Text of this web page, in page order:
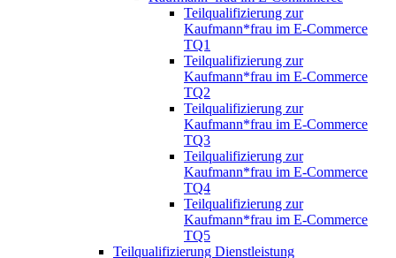
Teilqualifizierung zur
Kaufmann*frau im E-Commerce
TQ1
Teilqualifizierung zur
Kaufmann*frau im E-Commerce
TQ2
Teilqualifizierung zur
Kaufmann*frau im E-Commerce
TQ3
Teilqualifizierung zur
Kaufmann*frau im E-Commerce
TQ4
Teilqualifizierung zur
Kaufmann*frau im E-Commerce
TQ5
Teilqualifizierung Dienstleistung